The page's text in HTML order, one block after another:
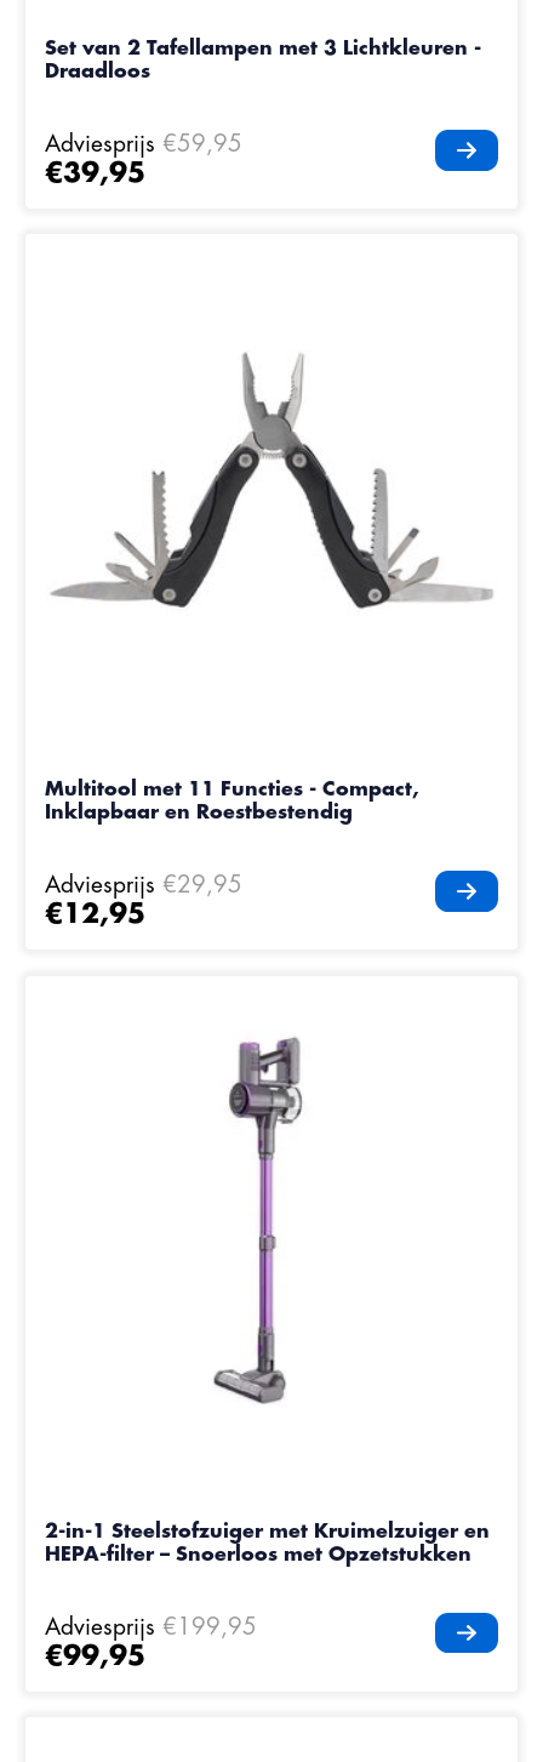
Set van 2 Tafellampen met 3 Lichtkleuren -
Draadloos
Adviesprijs €59,95
€39,95
Multitool met 11 Functies - Compact,
Inklapbaar en Roestbestendig
Adviesprijs €29,95
€12,95
2-in-1 Steelstofzuiger met Kruimelzuiger en
HEPA-filter – Snoerloos met Opzetstukken
Adviesprijs €199,95
€99,95